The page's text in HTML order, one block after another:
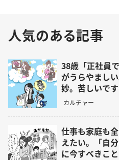
人気のある記事
38歳「正社員
がうらやまし
妙。苦しいで
相談
カルチャー
仕事も家庭も
えたい。「自
に今すべきこ